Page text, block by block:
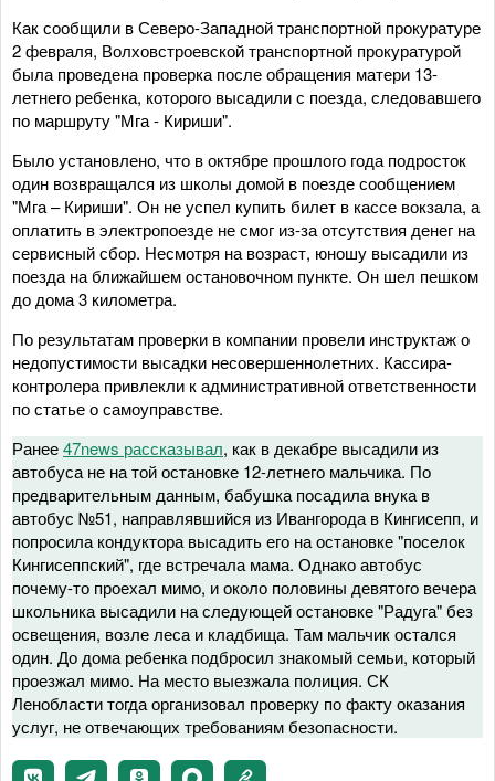
Как сообщили в Северо-Западной транспортной прокуратуре
2 февраля, Волховстроевской транспортной прокуратурой
была проведена проверка после обращения матери 13-
летнего ребенка, которого высадили с поезда, следовавшего
по маршруту "Мга - Кириши".
Было установлено, что в октябре прошлого года подросток
один возвращался из школы домой в поезде сообщением
"Мга – Кириши". Он не успел купить билет в кассе вокзала, а
оплатить в электропоезде не смог из-за отсутствия денег на
сервисный сбор. Несмотря на возраст, юношу высадили из
поезда на ближайшем остановочном пункте. Он шел пешком
до дома 3 километра.
По результатам проверки в компании провели инструктаж о
недопустимости высадки несовершеннолетних. Кассира-
контролера привлекли к административной ответственности
по статье о самоуправстве.
Ранее47news рассказывал, как в декабре высадили из
автобуса не на той остановке 12-летнего мальчика. По
предварительным данным, бабушка посадила внука в
автобус №51, направлявшийся из Ивангорода в Кингисепп, и
попросила кондуктора высадить его на остановке "поселок
Кингисеппский", где встречала мама. Однако автобус
почему-то проехал мимо, и около половины девятого вечера
школьника высадили на следующей остановке "Радуга" без
освещения, возле леса и кладбища. Там мальчик остался
один. До дома ребенка подбросил знакомый семьи, который
проезжал мимо. На место выезжала полиция. СК
Ленобласти тогда организовал проверку по факту оказания
услуг, не отвечающих требованиям безопасности.